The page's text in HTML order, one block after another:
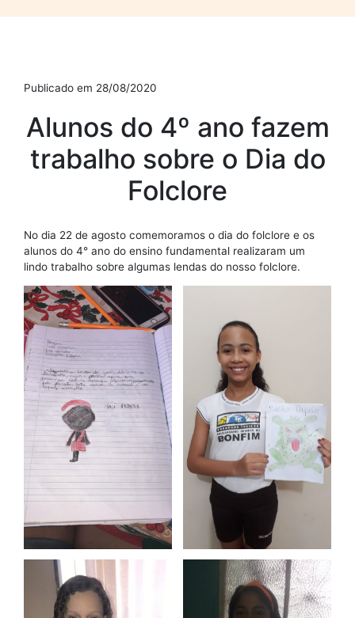
Publicado em 28/08/2020
Alunos do 4º ano fazem
trabalho sobre o Dia do
Folclore
No dia 22 de agosto comemoramos o dia do folclore e os
alunos do 4° ano do ensino fundamental realizaram um
lindo trabalho sobre algumas lendas do nosso folclore.